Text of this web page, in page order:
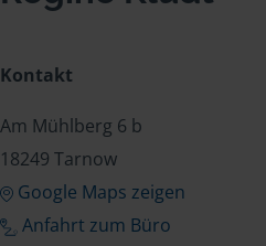
Kontakt
Am Mühlberg 6 b
18249 Tarnow
Google Maps zeigen
Anfahrt zum Büro